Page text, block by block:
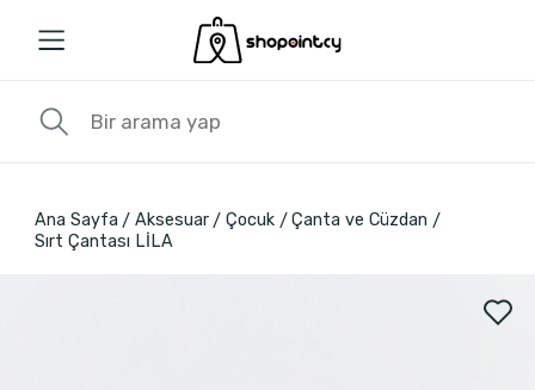
Ana Sayfa Aksesuar Çocuk
Çanta ve Cüzdan
Sırt Çantası LİLA